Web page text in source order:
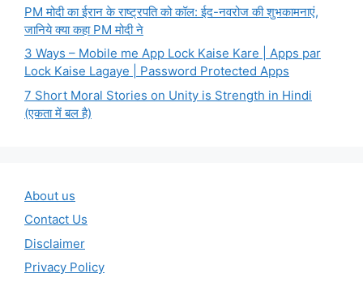
PM मोदी का ईरान के राष्ट्रपति को कॉल: ईद-नवरोज की शुभकामनाएं,
जानिये क्या कहा PM मोदी ने
3 Ways – Mobile me App Lock Kaise Kare | Apps par
Lock Kaise Lagaye | Password Protected Apps
7 Short Moral Stories on Unity is Strength in Hindi
(एकता में बल है)
About us
Contact Us
Disclaimer
Privacy Policy